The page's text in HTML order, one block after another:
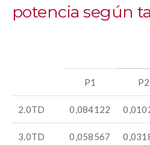
potencia según
P1 P2
2.0TD 0,084122
3.0TD 0,058567